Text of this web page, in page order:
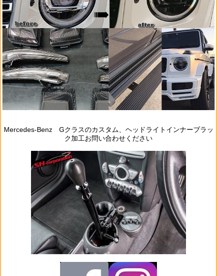
Mercedes‐Benz Gクラスのカスタム、ヘッドライトインナーブラッ
ク加工お問い合わせください